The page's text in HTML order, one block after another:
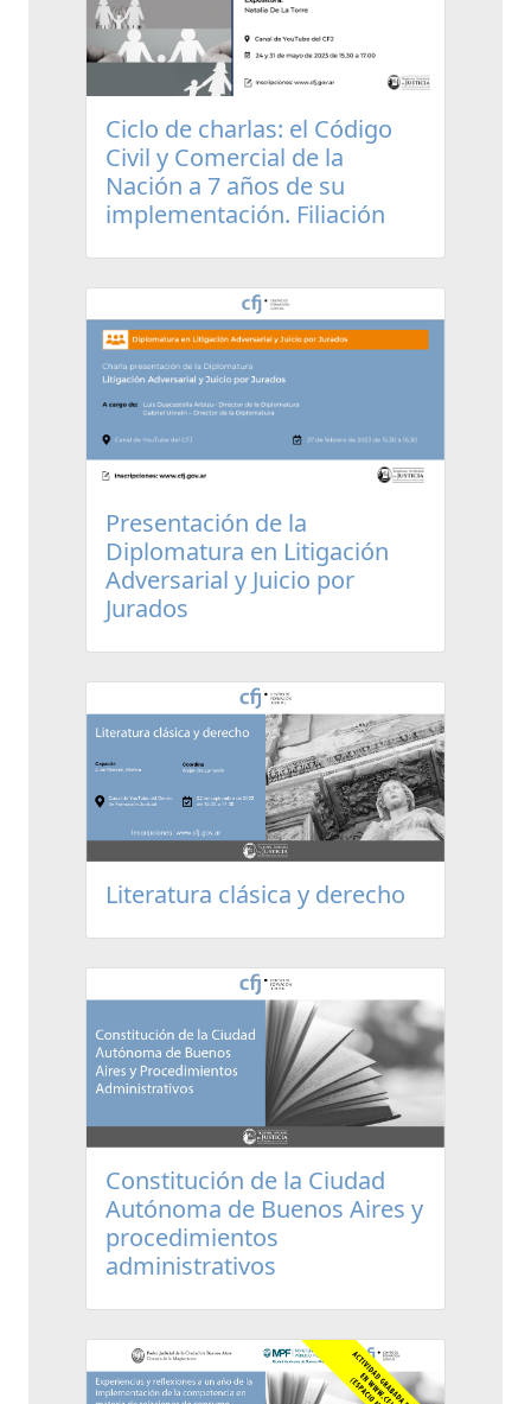
Ciclo de charlas: el Código
Civil y Comercial de la
Nación a 7 años de su
implementación. Filiación
Presentación de la
Diplomatura en Litigación
Adversarial y Juicio por
Jurados
Literatura clásica y derecho
Constitución de la Ciudad
Autónoma de Buenos Aires y
procedimientos
administrativos